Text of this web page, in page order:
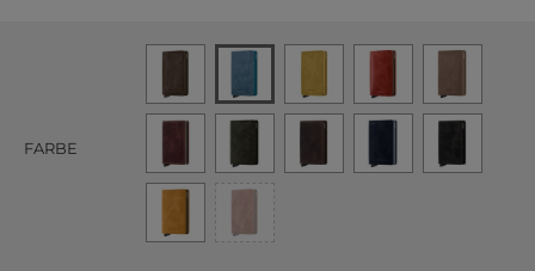
FARBE